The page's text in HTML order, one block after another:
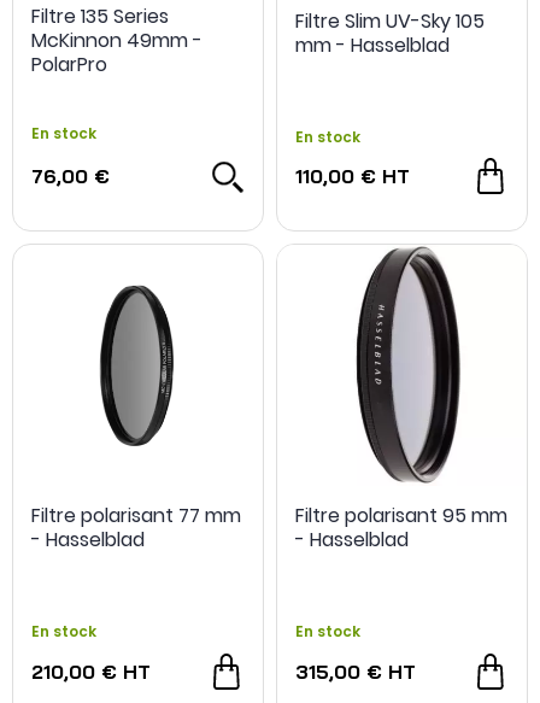
Filtre 135 Series
McKinnon 49mm -
PolarPro
En stock
76,00 €
Filtre Slim UV-Sky 105
mm - Hasselblad
En stock
110,00 € HT
Filtre polarisant 77 mm
- Hasselblad
En stock
210,00 € HT
Filtre polarisant 95 mm
- Hasselblad
En stock
315,00 € HT